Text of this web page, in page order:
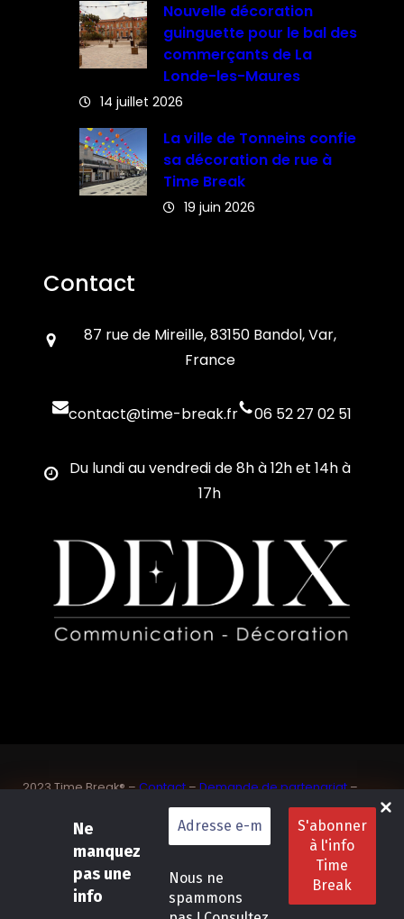
Ne
manquez
pas une
info
Nous ne
spammons
Nouvelle décoration
guinguette pour le bal des
commerçants de La
Londe-les-Maures
14 juillet 2026
La ville de Tonneins confie
sa décoration de rue à
Time Break
19 juin 2026
Contact
87 rue de Mireille, 83150 Bandol, Var,
France
contact@time-break.fr 06 52 27 02 51
Du lundi au vendredi de 8h à 12h et 14h à
17h
2023 Time Break® –Contact–Demande de partenariat–
Sponsoriser un joueur de padel français
SASU Dedix Communication – 87 rue de Mireille – 83 150
Bandol – Var
Conditions
générales de location